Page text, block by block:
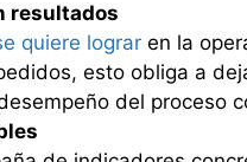
resultados
quiere lograr en la
esto obliga a
del proceso